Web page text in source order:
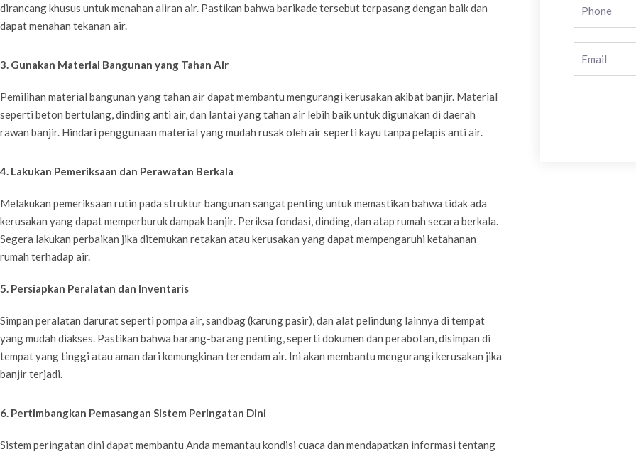
dirancang khusus untuk menahan aliran air. Pastikan bahwa barikade tersebut terpasang dengan baik dan
dapat menahan tekanan air.
3. Gunakan Material Bangunan yang Tahan Air
Pemilihan material bangunan yang tahan air dapat membantu mengurangi kerusakan akibat banjir. Material
seperti beton bertulang, dinding anti air, dan lantai yang tahan air lebih baik untuk digunakan di daerah
rawan banjir. Hindari penggunaan material yang mudah rusak oleh air seperti kayu tanpa pelapis anti air.
4. Lakukan Pemeriksaan dan Perawatan Berkala
Melakukan pemeriksaan rutin pada struktur bangunan sangat penting untuk memastikan bahwa tidak ada
kerusakan yang dapat memperburuk dampak banjir. Periksa fondasi, dinding, dan atap rumah secara berkala.
Segera lakukan perbaikan jika ditemukan retakan atau kerusakan yang dapat mempengaruhi ketahanan
rumah terhadap air.
5. Persiapkan Peralatan dan Inventaris
Simpan peralatan darurat seperti pompa air, sandbag (karung pasir), dan alat pelindung lainnya di tempat
yang mudah diakses. Pastikan bahwa barang-barang penting, seperti dokumen dan perabotan, disimpan di
tempat yang tinggi atau aman dari kemungkinan terendam air. Ini akan membantu mengurangi kerusakan jika
banjir terjadi.
6. Pertimbangkan Pemasangan Sistem Peringatan Dini
Sistem peringatan dini dapat membantu Anda memantau kondisi cuaca dan mendapatkan informasi tentang